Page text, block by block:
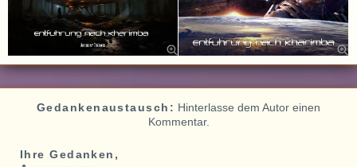
Gedankenaustausch: Hinterlasse dem Autor einen
Kommentar.
Ihre Gedanken,